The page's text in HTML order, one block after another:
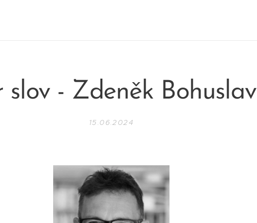
slov - Zdeněk Bohuslav
15.06.2024